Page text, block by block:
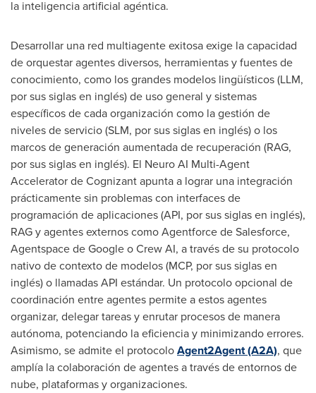
la inteligencia artificial agéntica.
Desarrollar una red multiagente exitosa exige la capacidad
de orquestar agentes diversos, herramientas y fuentes de
conocimiento, como los grandes modelos lingüísticos (LLM,
por sus siglas en inglés) de uso general y sistemas
específicos de cada organización como la gestión de
niveles de servicio (SLM, por sus siglas en inglés) o los
marcos de generación aumentada de recuperación (RAG,
por sus siglas en inglés). El Neuro AI Multi-Agent
Accelerator de Cognizant apunta a lograr una integración
prácticamente sin problemas con interfaces de
programación de aplicaciones (API, por sus siglas en inglés),
RAG y agentes externos como Agentforce de Salesforce,
Agentspace de Google o Crew AI, a través de su protocolo
nativo de contexto de modelos (MCP, por sus siglas en
inglés) o llamadas API estándar. Un protocolo opcional de
coordinación entre agentes permite a estos agentes
organizar, delegar tareas y enrutar procesos de manera
autónoma, potenciando la eficiencia y minimizando errores.
Asimismo, se admite el protocoloAgent2Agent (A2A), que
amplía la colaboración de agentes a través de entornos de
nube, plataformas y organizaciones.